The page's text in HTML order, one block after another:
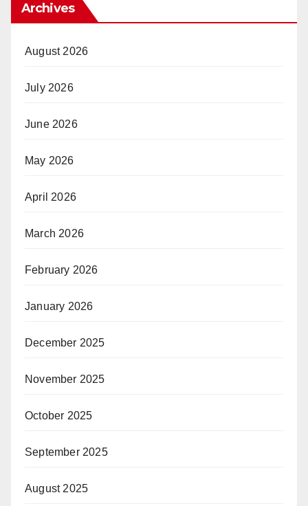
Archives
August 2026
July 2026
June 2026
May 2026
April 2026
March 2026
February 2026
January 2026
December 2025
November 2025
October 2025
September 2025
August 2025